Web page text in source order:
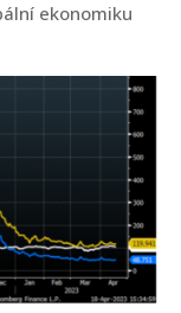
ekonomiku